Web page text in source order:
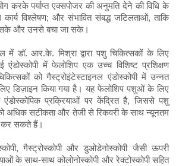
करके पर्याप्त एक्सपोजर की अनुमति देने की विधि के
कार्य विश्लेषण; और संभावित संबद्ध जटिलताओं, ताकि
सके और उनसे बचा जा सके।
में डॉ. आर.के. मिश्रा द्वारा पशु चिकित्सकों के लिए
में फेलोशिप एक उच्च विशिष्ट प्रशिक्षण
को गैस्ट्रोइंटेस्टाइनल एंडोस्कोपी में उन्नत
डिज़ाइन किया गया है। यह फेलोशिप पशुओं के लिए
एंडोस्कोपिक प्रक्रियाओं पर केंद्रित है, जिससे पशु
अधिक सटीकता और तेजी से रिकवरी के साथ न्यूनतम
कर सकते हैं।
गैस्ट्रोस्कोपी और डुओडेनोस्कोपी जैसी ऊपरी
के साथ-साथ कोलोनोस्कोपी और रेक्टोस्कोपी सहित